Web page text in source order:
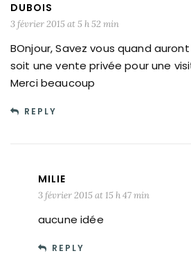
DUBOIS
3 février 2015 at 5 h 52 min
BOnjour, Savez vous quand
soit une vente privée pour une
Merci beaucoup
REPLY
MILIE
3 février 2015 at 15 h 47 min
aucune idée
REPLY